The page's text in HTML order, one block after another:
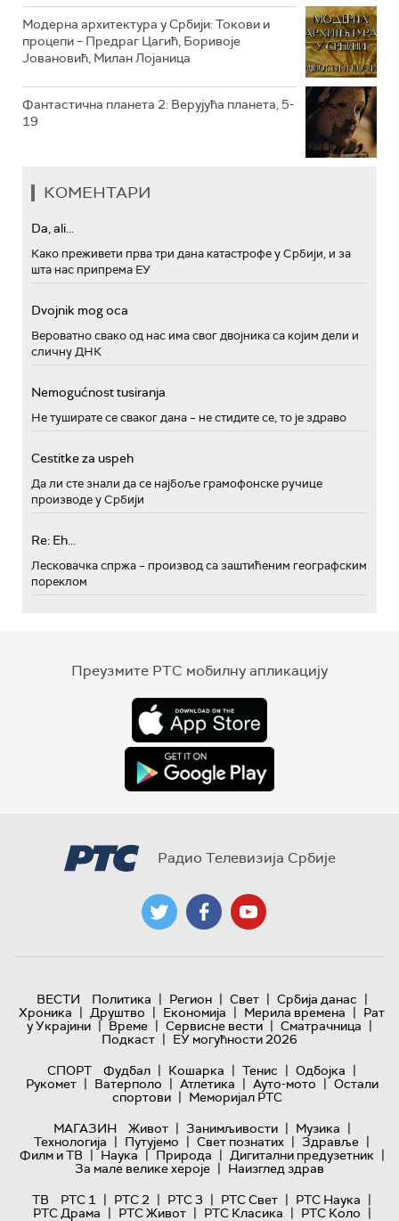
Модерна архитектура у Србији: Токови и
процепи – Предраг Цагић, Боривоје
Јовановић, Милан Лојаница
Фантастична планета 2: Верујућа планета, 5-
19
КОМЕНТАРИ
Da, ali...
Како преживети прва три дана катастрофе у Србији, и за
шта нас припрема ЕУ
Dvojnik mog oca
Вероватно свако од нас има свог двојника са којим дели и
сличну ДНК
Nemogućnost tusiranja
Не туширате се сваког дана – не стидите се, то је здраво
Cestitke za uspeh
Да ли сте знали да се најбоље грамофонске ручице
производе у Србији
Re: Eh...
Лесковачка спржа – производ са заштићеним географским
пореклом
Преузмите РТС мобилну апликацију
Радио Телевизија Србије
ВЕСТИ Политика | Регион | Свет | Србија данас |
Хроника | Друштво | Економија | Мерила времена | Рат
у Украјини | Време | Сервисне вести | Сматрачница |
Подкаст | ЕУ могућности 2026
СПОРТ
Фудбал | Кошарка | Тенис | Одбојка |
Рукомет | Ватерполо | Атлетика | Ауто-мото | Остали
спортови | Меморијал РТС
МАГАЗИН
Живот | Занимљивости | Музика |
Технологијa | Путујемо | Свет познатих | Здравље |
Филм и ТВ | Наука | Природа | Дигитални предузетник |
За мале велике хероје | Наизглед здрав
ТВ
РТС 1 | РТС 2 | РТС 3 | РТС Свет | РТС Наука |
РТС Драма | РТС Живот | РТС Класика | РТС Коло |